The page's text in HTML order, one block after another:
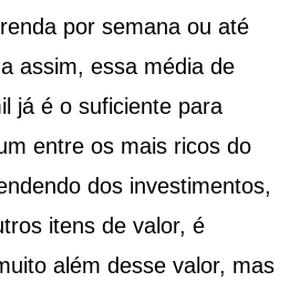
por semana ou até
assim, essa média de
já é o suficiente para
entre os mais ricos do
dos investimentos,
itens de valor, é
além desse valor, mas